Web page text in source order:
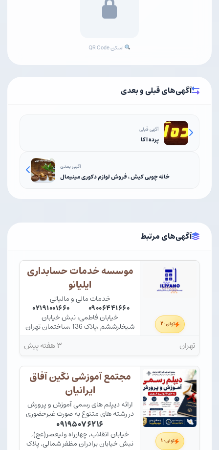
اسکن QR Code
آگهی‌های قبلی و بعدی
آگهی قبلی
پرده اکا
آگهی بعدی
خانه چوبی کیش ، فروش لوازم دکوری مینیمال
آگهی‌های مرتبط
توان:۲
موسسه خدمات حسابداری
ایلیانو
خدمات مالی و مالیاتی
۰۹۰۰۶۴۴۱۶۶۰ ۰۲۱۹۱۰۰۱۶۶۰
خیابان فاطمی، نبش خیابان
شیخلرششم ،پلاک 136 ،ساختمان تهران
تهران ۳ هفته پیش
توان:۱
مجتمع آموزشی نگین آفاق
ایرانیان
ارائه دیپلم های رسمی آموزش و پرورش
در رشته های متنوع به صورت غیرحضوری
و سریع
۰۹۱۹۵۰۷۶۲۱۶
خیابان انقلاب, چهارراه ولیعصر(عج),
نبش خیابان برادران مظفر شمالی, پلاک